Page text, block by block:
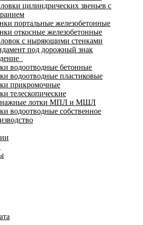
цилиндрических звеньев с
портальные железобетонные
откосные железобетонные
с ныряющими стенками
под дорожный знак
водоотводные бетонные
водоотводные пластиковые
прикромочные
телескопические
лотки МПЛ и МШЛ
водоотводные собственное